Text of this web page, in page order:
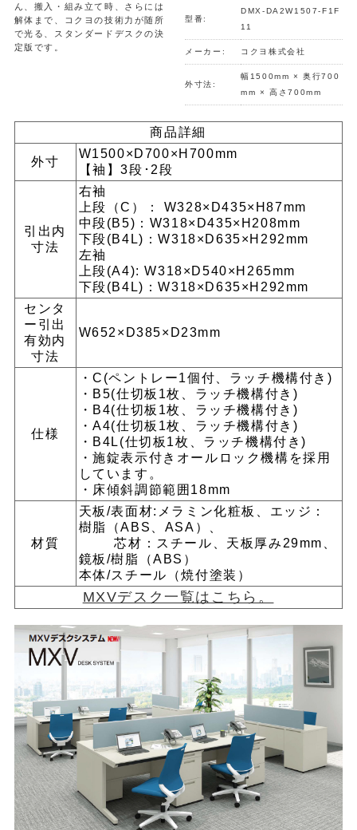
ん、搬入・組み立て時、さらには
解体まで、コクヨの技術力が随所
で光る、スタンダードデスクの決
定版です。
型番:
DMX-DA2W1507-F1F
11
メーカー: コクヨ株式会社
外寸法:
幅1500mm × 奥行700
mm × 高さ700mm
商品詳細
外寸
W1500×D700×H700mm
【袖】3段･2段
引出内
寸法
右袖
上段（C）： W328×D435×H87mm
中段(B5)：W318×D435×H208mm
下段(B4L)：W318×D635×H292mm
左袖
上段(A4): W318×D540×H265mm
下段(B4L)：W318×D635×H292mm
センタ
ー引出
有効内
寸法
W652×D385×D23mm
仕様
・C(ペントレー1個付、ラッチ機構付き)
・B5(仕切板1枚、ラッチ機構付き)
・B4(仕切板1枚、ラッチ機構付き)
・A4(仕切板1枚、ラッチ機構付き)
・B4L(仕切板1枚、ラッチ機構付き)
・施錠表示付きオールロック機構を採用
しています。
・床傾斜調節範囲18mm
材質
天板/表面材:メラミン化粧板、エッジ：
樹脂（ABS、ASA）、
芯材：スチール、天板厚み29mm、
鏡板/樹脂（ABS）
本体/スチール（焼付塗装）
MXVデスク一覧はこちら。